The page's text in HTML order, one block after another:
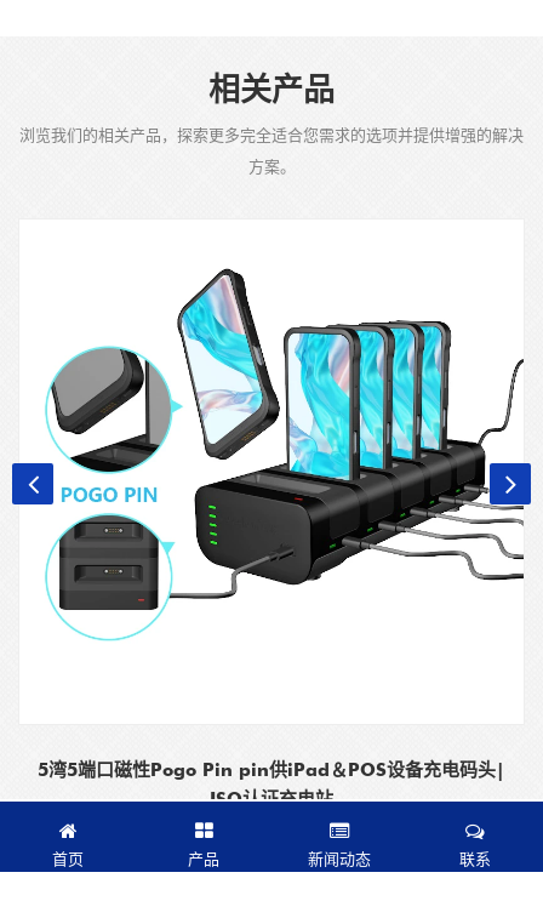
相关产品
浏览我们的相关产品，探索更多完全适合您需求的选项并提供增强的解决
方案。
5湾5端口磁性Pogo Pin pin供iPad＆POS设备充电码头|
ISO认证充电站
首页 产品 新闻动态 联系